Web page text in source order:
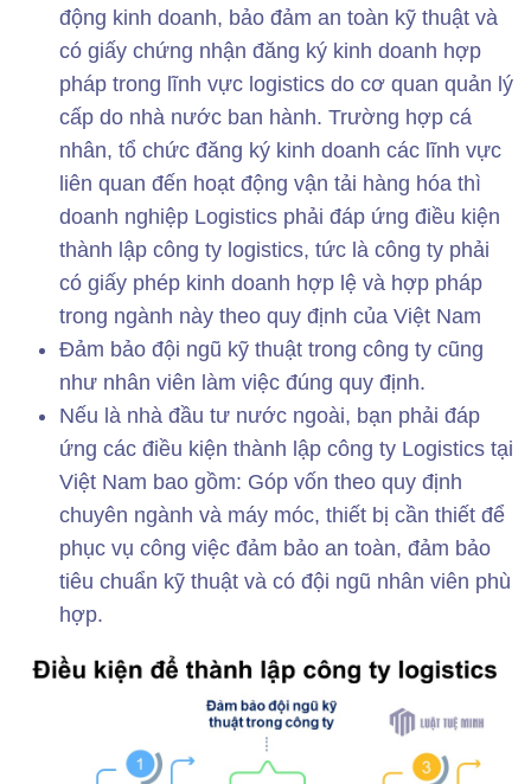
động kinh doanh, bảo đảm an toàn kỹ thuật và
có giấy chứng nhận đăng ký kinh doanh hợp
pháp trong lĩnh vực logistics do cơ quan quản lý
cấp do nhà nước ban hành. Trường hợp cá
nhân, tổ chức đăng ký kinh doanh các lĩnh vực
liên quan đến hoạt động vận tải hàng hóa thì
doanh nghiệp Logistics phải đáp ứng điều kiện
thành lập công ty logistics, tức là công ty phải
có giấy phép kinh doanh hợp lệ và hợp pháp
trong ngành này theo quy định của Việt Nam
Đảm bảo đội ngũ kỹ thuật trong công ty cũng
như nhân viên làm việc đúng quy định.
Nếu là nhà đầu tư nước ngoài, bạn phải đáp
ứng các điều kiện thành lập công ty Logistics tại
Việt Nam bao gồm: Góp vốn theo quy định
chuyên ngành và máy móc, thiết bị cần thiết để
phục vụ công việc đảm bảo an toàn, đảm bảo
tiêu chuẩn kỹ thuật và có đội ngũ nhân viên phù
hợp.